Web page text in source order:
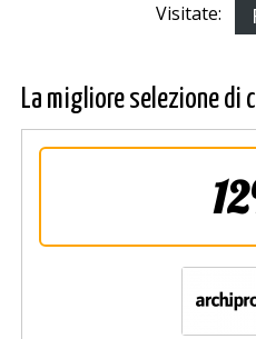
Visitate:
La migliore selezione di